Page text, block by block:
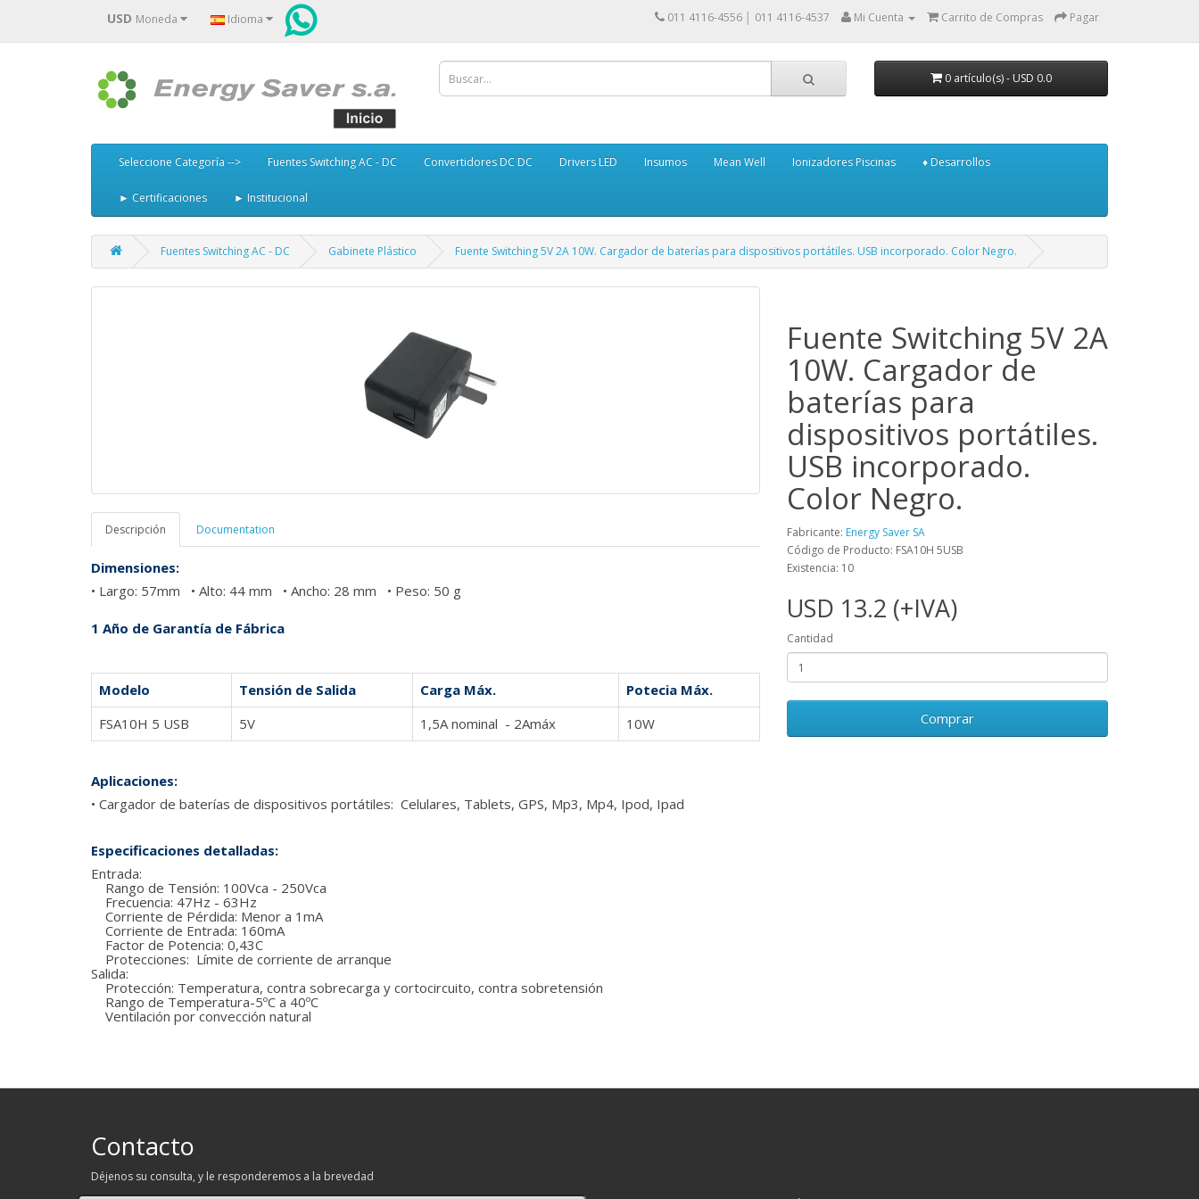
USD Moneda Idioma 011 4116-4556 │ 011 4116-4537 Mi Cuenta Carrito de Compras Pagar
0 artículo(s) - USD 0.0
Seleccione Categoría --> Fuentes Switching AC - DC Convertidores DC DC Drivers LED Insumos Mean Well Ionizadores Piscinas ♦ Desarrollos
► Certificaciones ► Institucional
Fuentes Switching AC - DC Gabinete Plástico Fuente Switching 5V 2A 10W. Cargador de baterías para dispositivos portátiles. USB incorporado. Color Negro.
Descripción Documentation
Dimensiones:
• Largo: 57mm • Alto: 44 mm • Ancho: 28 mm • Peso: 50 g
1 Año de Garantía de Fábrica
Modelo Tensión de Salida Carga Máx.
Potecia Máx.
FSA10H 5 USB
5V 1,5A nominal - 2Amáx 10W
Aplicaciones:
• Cargador de baterías de dispositivos portátiles: Celulares, Tablets, GPS, Mp3, Mp4, Ipod, Ipad
Especificaciones detalladas:
Entrada:
Rango de Tensión: 100Vca - 250Vca
Frecuencia: 47Hz - 63Hz
Corriente de Pérdida: Menor a 1mA
Corriente de Entrada: 160mA
Factor de Potencia: 0,43C
Protecciones: Límite de corriente de arranque
Salida:
Protección: Temperatura, contra sobrecarga y cortocircuito, contra sobretensión
Rango de Temperatura-5ºC a 40ºC
Ventilación por convección natural
Fuente Switching 5V 2A
10W. Cargador de
baterías para
dispositivos portátiles.
USB incorporado.
Color Negro.
Fabricante: Energy Saver SA
Código de Producto: FSA10H 5USB
Existencia: 10
USD 13.2 (+IVA)
Cantidad
Comprar
Contacto
Déjenos su consulta, y le responderemos a la brevedad